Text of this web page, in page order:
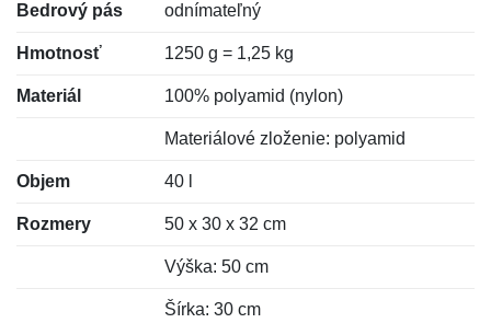
Bedrový pás odnímateľný
Hmotnosť 1250 g = 1,25 kg
Materiál 100% polyamid (nylon)
Materiálové zloženie: polyamid
Objem 40 l
Rozmery 50 x 30 x 32 cm
Výška: 50 cm
Šírka: 30 cm